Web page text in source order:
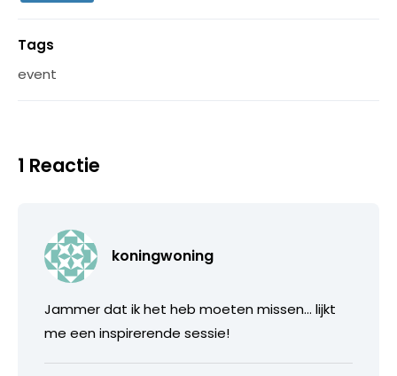
Tags
event
1 Reactie
koningwoning
Jammer dat ik het heb moeten missen… lijkt
me een inspirerende sessie!